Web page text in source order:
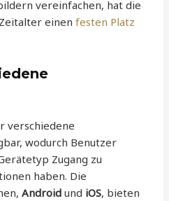
vereinfachen, hat die
einenfesten Platz
verschiedene
wodurch Benutzer
Zugang zu
haben. Die
Android und iOS, bieten